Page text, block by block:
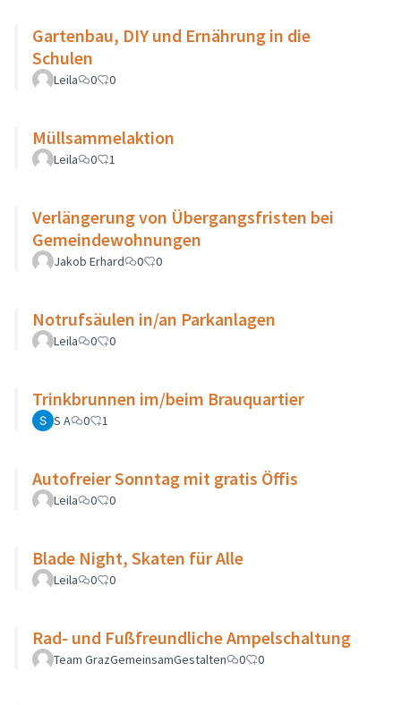
Gartenbau, DIY und Ernährung in die
Schulen
Leila 0 0
Müllsammelaktion
Leila 0 1
Verlängerung von Übergangsfristen bei
Gemeindewohnungen
Jakob Erhard 0 0
Notrufsäulen in/an Parkanlagen
Leila 0 0
Trinkbrunnen im/beim Brauquartier
S A 0 1
Autofreier Sonntag mit gratis Öffis
Leila 0 0
Blade Night, Skaten für Alle
Leila 0 0
Rad- und Fußfreundliche Ampelschaltung
Team GrazGemeinsamGestalten 0 0